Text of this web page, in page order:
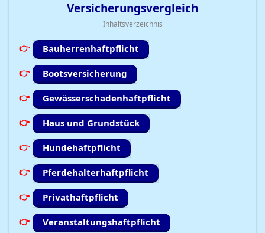
Versicherungsvergleich
Inhaltsverzeichnis
Bauherrenhaftpflicht
Bootsversicherung
Gewässerschadenhaftpflicht
Haus und Grundstück
Hundehaftpflicht
Pferdehalterhaftpflicht
Privathaftpflicht
Veranstaltungshaftpflicht